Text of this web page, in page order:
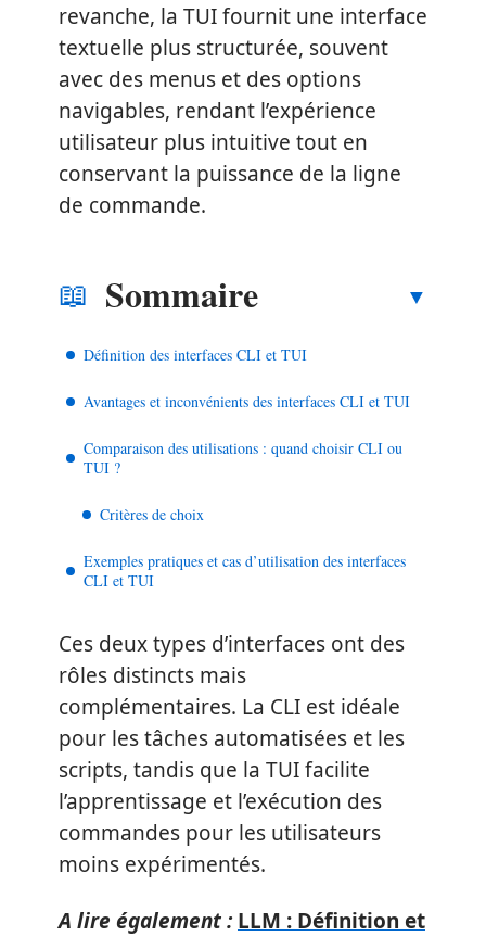
revanche, la TUI fournit une interface
textuelle plus structurée, souvent
avec des menus et des options
navigables, rendant l’expérience
utilisateur plus intuitive tout en
conservant la puissance de la ligne
de commande.
Sommaire
Définition des interfaces CLI et TUI
Avantages et inconvénients des interfaces CLI et TUI
Comparaison des utilisations : quand choisir CLI ou
TUI ?
Critères de choix
Exemples pratiques et cas d’utilisation des interfaces
CLI et TUI
Ces deux types d’interfaces ont des
rôles distincts mais
complémentaires. La CLI est idéale
pour les tâches automatisées et les
scripts, tandis que la TUI facilite
l’apprentissage et l’exécution des
commandes pour les utilisateurs
moins expérimentés.
A lire également : LLM : Définition et